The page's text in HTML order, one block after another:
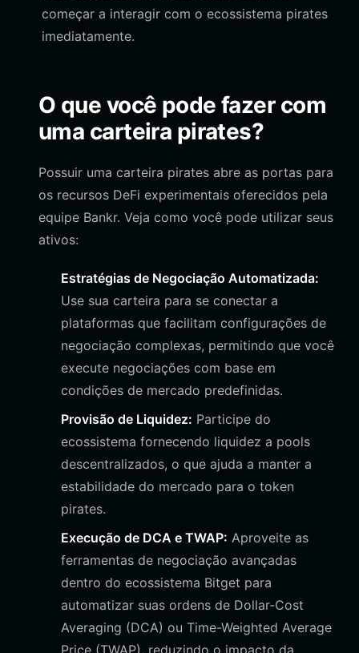
começar a interagir com o ecossistema pirates
imediatamente.
O que você pode fazer com
uma carteira pirates?
Possuir uma carteira pirates abre as portas para
os recursos DeFi experimentais oferecidos pela
equipe Bankr. Veja como você pode utilizar seus
ativos:
Estratégias de Negociação Automatizada:
Use sua carteira para se conectar a
plataformas que facilitam configurações de
negociação complexas, permitindo que você
execute negociações com base em
condições de mercado predefinidas.
Provisão de Liquidez: Participe do
ecossistema fornecendo liquidez a pools
descentralizados, o que ajuda a manter a
estabilidade do mercado para o token
pirates.
Execução de DCA e TWAP: Aproveite as
ferramentas de negociação avançadas
dentro do ecossistema Bitget para
automatizar suas ordens de Dollar-Cost
Averaging (DCA) ou Time-Weighted Average
Price (TWAP), reduzindo o impacto da